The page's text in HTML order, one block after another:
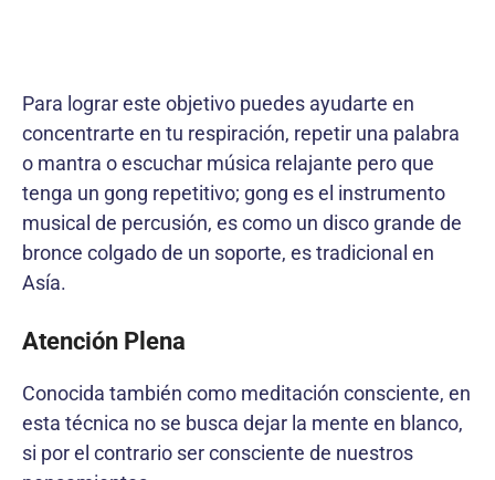
Para lograr este objetivo puedes ayudarte en
concentrarte en tu respiración, repetir una palabra
o mantra o escuchar música relajante pero que
tenga un gong repetitivo; gong es el instrumento
musical de percusión, es como un disco grande de
bronce colgado de un soporte, es tradicional en
Asía.
Atención Plena
Conocida también como meditación consciente, en
esta técnica no se busca dejar la mente en blanco,
si por el contrario ser consciente de nuestros